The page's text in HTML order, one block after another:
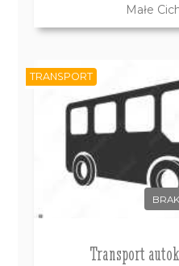
Małe
Transport
TRANSPORT